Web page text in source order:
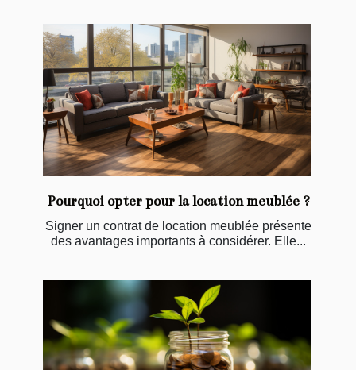
Pourquoi opter pour la location meublée ?
Signer un contrat de location meublée présente
des avantages importants à considérer. Elle...